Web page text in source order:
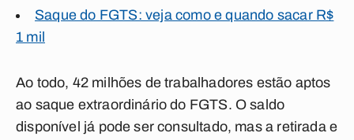
Saque do FGTS: veja como e quando sacar R$
1 mil
Ao todo, 42 milhões de trabalhadores estão aptos
ao saque extraordinário do FGTS. O saldo
disponível já pode ser consultado, mas a retirada e